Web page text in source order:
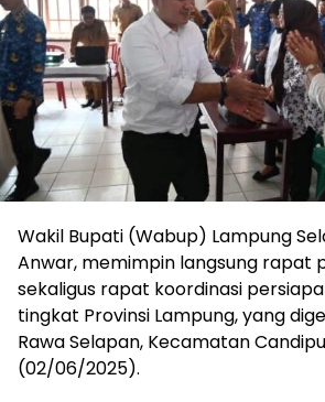
Wakil Bupati (Wabup) Lampung
Anwar, memimpin langsung rapat
sekaligus rapat koordinasi
tingkat Provinsi Lampung, yang
Rawa Selapan, Kecamatan
(02/06/2025).